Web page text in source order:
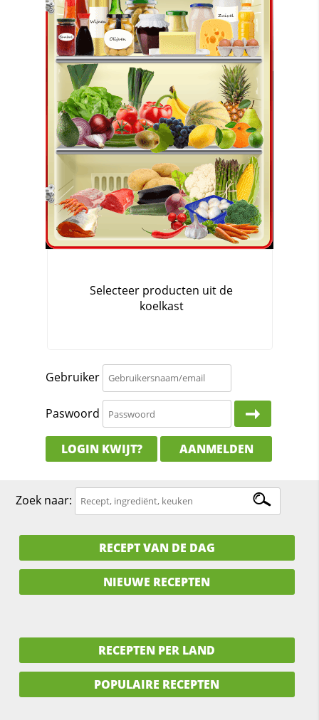
Gebruiker
Paswoord
LOGIN KWIJT? AANMELDEN
Zoek naar:
RECEPT VAN DE DAG
NIEUWE RECEPTEN
RECEPTEN PER LAND
POPULAIRE RECEPTEN